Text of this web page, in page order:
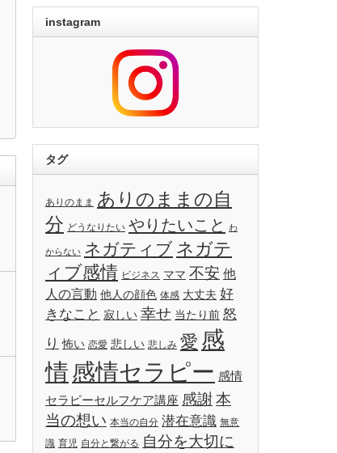
instagram
タグ
ありのまま ありのままの自
分 どうなりたい やりたいこと わ
からない ネガティブ ネガテ
ィブ感情 ビジネス ママ 不安 他
人の言動 他人の顔色 体感 大丈夫 好
きなこと 寂しい 幸せ 当たり前 怒
り 怖い 恋愛 悲しい 悲しみ 愛 感
情感情セラピー 感情
セラピーセルフケア講座 感謝本
当の想い 本当の自分 潜在意識 無意
識 育児 自分と繋がる 自分を大切に